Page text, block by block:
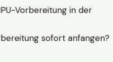
Vorbereitung in der
sofort anfangen?